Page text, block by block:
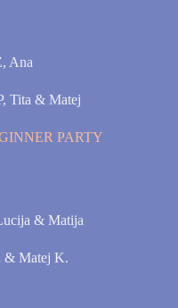
Ana
Tita & Matej
PARTY
& Matija
& Matej K.